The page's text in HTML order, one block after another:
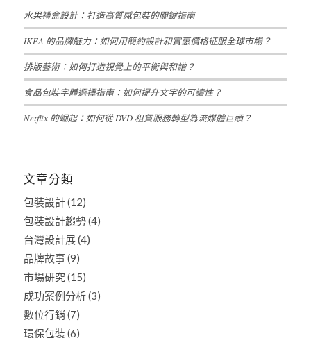
水果禮盒設計：打造高質感包裝的關鍵指南
IKEA 的品牌魅力：如何用簡約設計和實惠價格征服全球市場？
排版藝術：如何打造視覺上的平衡與和諧？
食品包裝字體選擇指南：如何提升文字的可讀性？
Netflix 的崛起：如何從 DVD 租賃服務轉型為流媒體巨頭？
文章分類
包裝設計(12)
包裝設計趨勢(4)
台灣設計展(4)
品牌故事(9)
市場研究(15)
成功案例分析(3)
數位行銷 (7)
環保包裝(6)